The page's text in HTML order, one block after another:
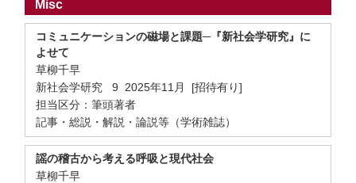
Misc
コミュニケーションの磁場と課題─『新社会学研究』に
よせて
草柳千早
新社会学研究 9 2025年11月 [招待有り]
担当区分：筆頭著者
記事・総説・解説・論説等（学術雑誌）
謡の稽古から考える呼吸と現代社会
草柳千早